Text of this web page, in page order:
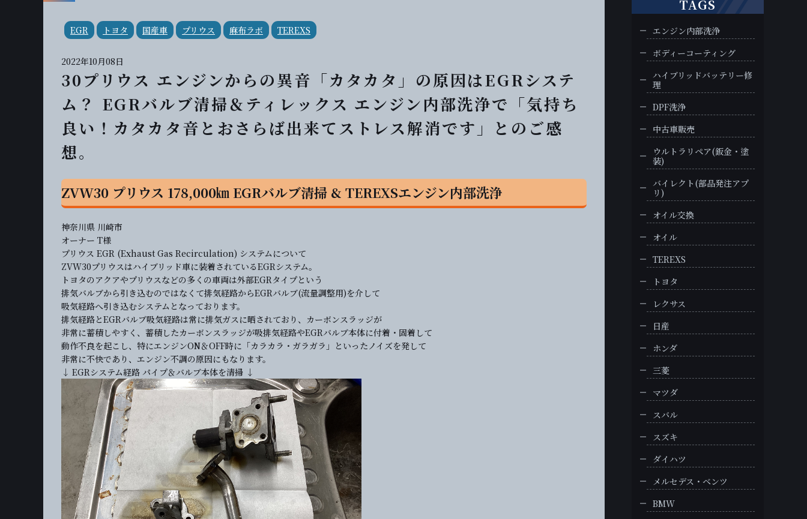
EGR トヨタ 国産車 プリウス 麻布ラボ TEREXS
2022年10月08日
30プリウス エンジンからの異音「カタカタ」の原因はEGRシステ
ム？ EGRバルブ清掃＆ティレックス エンジン内部洗浄で「気持ち
良い！カタカタ音とおさらば出来てストレス解消です」とのご感
想。
ZVW30 プリウス 178,000㎞ EGRバルブ清掃 & TEREXSエンジン内部洗浄
神奈川県 川崎市
オーナー T様
プリウス EGR (Exhaust Gas Recirculation) システムについて
ZVW30プリウスはハイブリッド車に装着されているEGRシステム。
トヨタのアクアやプリウスなどの多くの車両は外部EGRタイプという
排気バルブから引き込むのではなくて排気経路からEGRバルブ(流量調整用)を介して
吸気経路へ引き込むシステムとなっております。
排気経路とEGRバルブ吸気経路は常に排気ガスに晒されており、カーボンスラッジが
非常に蓄積しやすく、蓄積したカーボンスラッジが吸排気経路やEGRバルブ本体に付着・固着して
動作不良を起こし、特にエンジンON＆OFF時に「カラカラ・ガラガラ」といったノイズを発して
非常に不快であり、エンジン不調の原因にもなります。
↓ EGRシステム経路 パイプ＆バルブ本体を清掃 ↓
TAGS
エンジン内部洗浄
ボディーコーティング
ハイブリッドバッテリー修
理
DPF洗浄
中古車販売
ウルトラリペア(鈑金・塗
装)
バイレクト(部品発注アプ
リ)
オイル交換
オイル
TEREXS
トヨタ
レクサス
日産
ホンダ
三菱
マツダ
スバル
スズキ
ダイハツ
メルセデス・ベンツ
BMW